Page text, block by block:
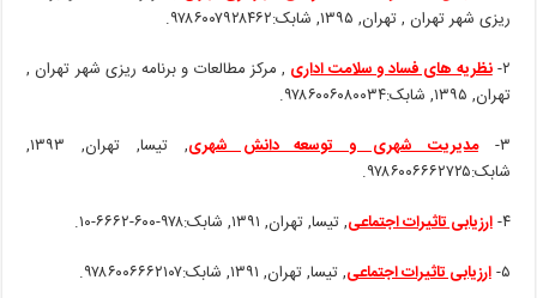
ریزی شهر تهران , تهران, ۱۳۹۵, شابک:۹۷۸۶۰۰۷۹۲۸۴۶۲.
۲- نظریه های فساد و سلامت اداری , مرکز مطالعات و برنامه ریزی شهر تهران ,
تهران, ۱۳۹۵, شابک:۹۷۸۶۰۰۶۰۸۰۰۳۴.
۳-
مدیریت شهری و توسعه دانش شهری
, تیسا, تهران, ۱۳۹۳,
شابک:۹۷۸۶۰۰۶۶۶۲۷۲۵.
۴- ارزیابی تاثیرات اجتماعی, تیسا, تهران, ۱۳۹۱, شابک:۹۷۸-۶۰۰-۶۶۶۲-۱۰.
۵- ارزیابی تاثیرات اجتماعی, تیسا, تهران, ۱۳۹۱, شابک:۹۷۸۶۰۰۶۶۶۲۱۰۷.